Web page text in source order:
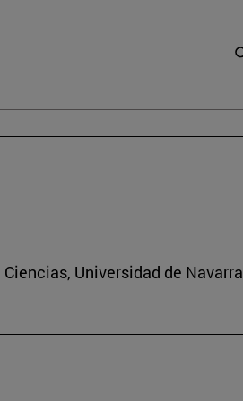
Universidad de Navarra